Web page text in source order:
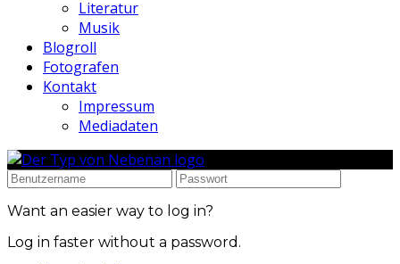
Literatur
Musik
Blogroll
Fotografen
Kontakt
Impressum
Mediadaten
Want an easier way to log in?
Log in faster without a password.